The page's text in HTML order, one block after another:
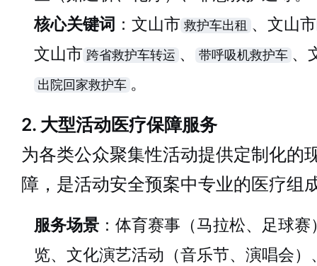
核心关键词 ：文山市 救护车出租 、文山市
文山市 跨省救护车转运 、 带呼吸机救护车 、
出院回家救护车 。
2. 大型活动医疗保障服务
为各类公众聚集性活动提供定制化的
障，是活动安全预案中专业的医疗组
服务场景 ：体育赛事（马拉松、足球
览、文化演艺活动（音乐节、演唱会